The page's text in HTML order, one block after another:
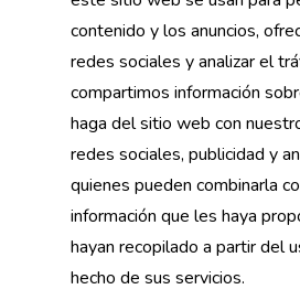
contenido y los anuncios,
redes sociales y analizar el
compartimos información
haga del sitio web con
redes sociales, publicidad y
quienes pueden combinarla
información que les haya
hayan recopilado a partir del
hecho de sus servicios.